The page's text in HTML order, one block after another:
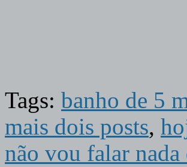
Tags: banho de 5
mais dois posts,
não vou falar